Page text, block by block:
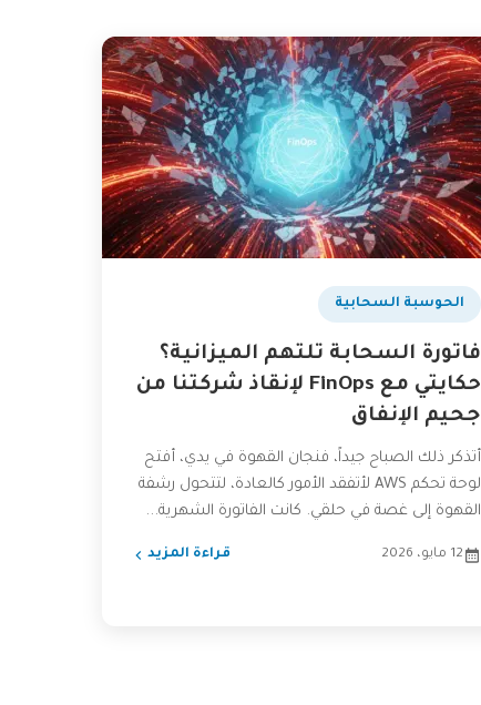
الحوسبة السحابية
فاتورة السحابة تلتهم الميزانية؟
حكايتي مع FinOps لإنقاذ شركتنا من
جحيم الإنفاق
أتذكر ذلك الصباح جيداً، فنجان القهوة في يدي، أفتح
لوحة تحكم AWS لأتفقد الأمور كالعادة، لتتحول رشفة
القهوة إلى غصة في حلقي. كانت الفاتورة الشهرية...
12 مايو، 2026 قراءة المزيد